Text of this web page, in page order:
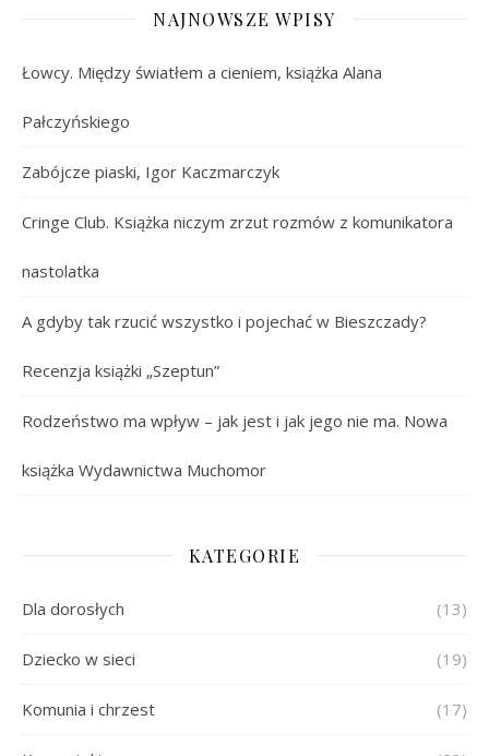
NAJNOWSZE WPISY
Łowcy. Między światłem a cieniem, książka Alana
Pałczyńskiego
Zabójcze piaski, Igor Kaczmarczyk
Cringe Club. Książka niczym zrzut rozmów z komunikatora
nastolatka
A gdyby tak rzucić wszystko i pojechać w Bieszczady?
Recenzja książki „Szeptun”
Rodzeństwo ma wpływ – jak jest i jak jego nie ma. Nowa
książka Wydawnictwa Muchomor
KATEGORIE
Dla dorosłych (13)
Dziecko w sieci (19)
Komunia i chrzest (17)